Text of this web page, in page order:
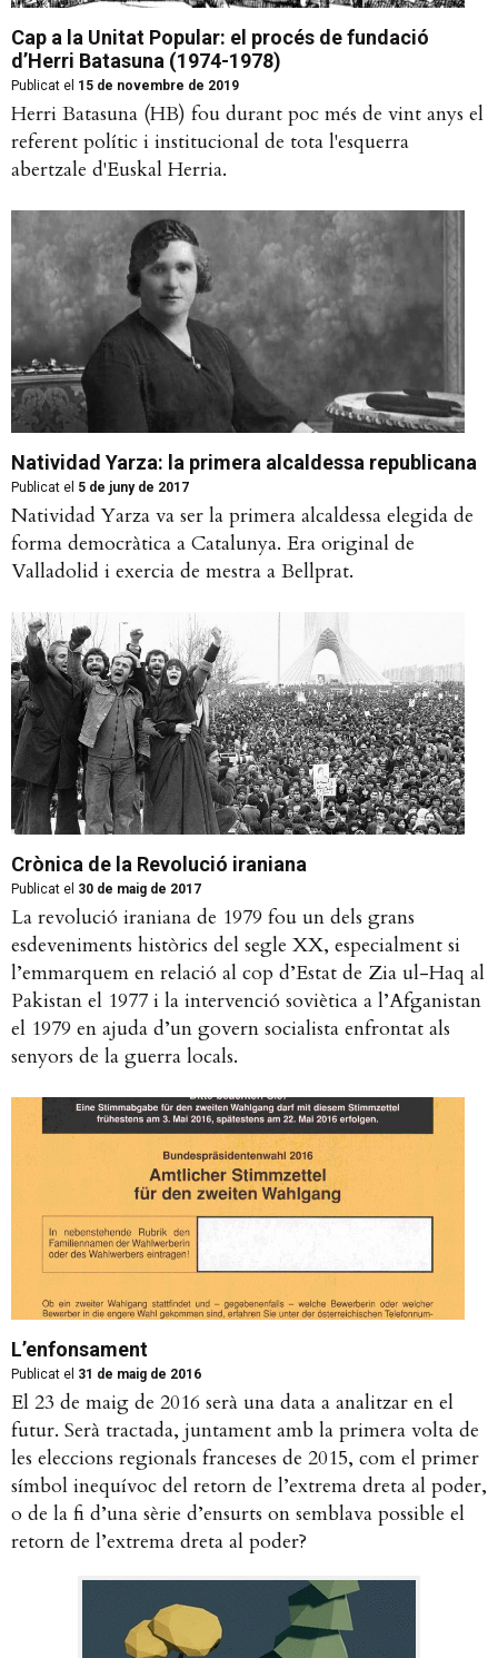
Cap a la Unitat Popular: el procés de fundació
d’Herri Batasuna (1974-1978)
Publicat el 15 de novembre de 2019
Herri Batasuna (HB) fou durant poc més de vint anys el
referent polític i institucional de tota l'esquerra
abertzale d'Euskal Herria.
Natividad Yarza: la primera alcaldessa republicana
Publicat el 5 de juny de 2017
Natividad Yarza va ser la primera alcaldessa elegida de
forma democràtica a Catalunya. Era original de
Valladolid i exercia de mestra a Bellprat.
Crònica de la Revolució iraniana
Publicat el 30 de maig de 2017
La revolució iraniana de 1979 fou un dels grans
esdeveniments històrics del segle XX, especialment si
l’emmarquem en relació al cop d’Estat de Zia ul-Haq al
Pakistan el 1977 i la intervenció soviètica a l’Afganistan
el 1979 en ajuda d’un govern socialista enfrontat als
senyors de la guerra locals.
L’enfonsament
Publicat el 31 de maig de 2016
El 23 de maig de 2016 serà una data a analitzar en el
futur. Serà tractada, juntament amb la primera volta de
les eleccions regionals franceses de 2015, com el primer
símbol inequívoc del retorn de l’extrema dreta al poder,
o de la fi d’una sèrie d’ensurts on semblava possible el
retorn de l’extrema dreta al poder?